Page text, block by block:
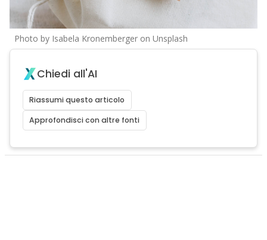
Photo by Isabela Kronemberger on Unsplash
Chiedi all'AI
Riassumi questo articolo
Approfondisci con altre fonti